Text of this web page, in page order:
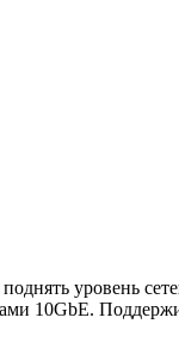
уровень
10GbE.